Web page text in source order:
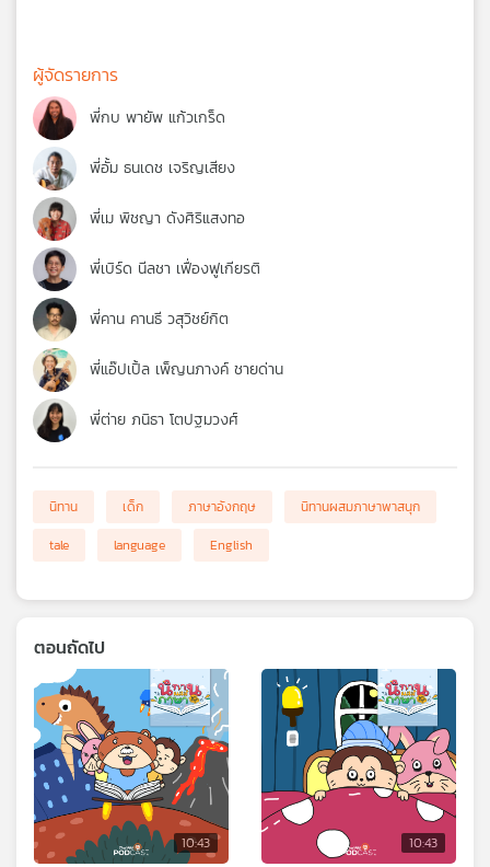
ผู้จัดรายการ
พี่กบ พายัพ แก้วเกร็ด
พี่อั้ม ธนเดช เจริญเสียง
พี่เม พิชญา ดังศิริแสงทอ
พี่เบิร์ด นีลชา เฟื่องฟูเกียรติ
พี่คาน คานธี วสุวิชย์กิต
พี่แอ๊ปเปิ้ล เพ็ญนภางค์ ชายด่าน
พี่ต่าย ภนิธา โตปฐมวงศ์
นิทาน เด็ก ภาษาอังกฤษ
นิทานผสมภาษาพาสนุก
tale
language English
ตอนถัดไป
10:43 10:43